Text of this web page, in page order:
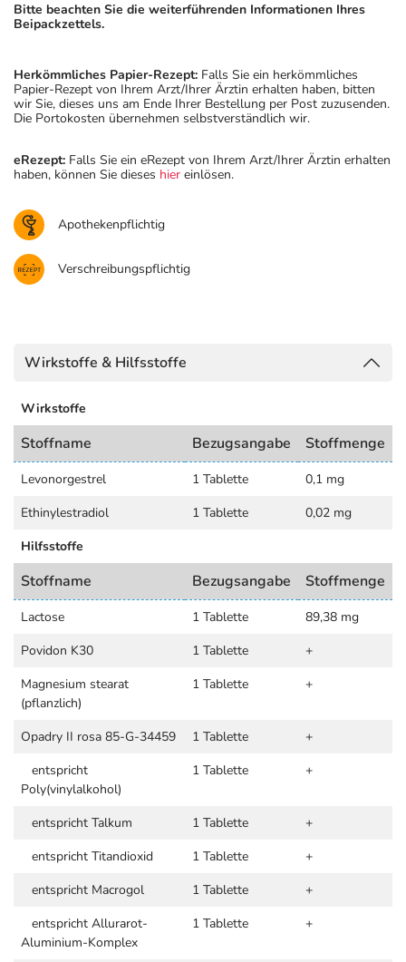
Bitte beachten Sie die weiterführenden Informationen Ihres
Beipackzettels.
Herkömmliches Papier-Rezept: Falls Sie ein herkömmliches
Papier-Rezept von Ihrem Arzt/Ihrer Ärztin erhalten haben, bitten
wir Sie, dieses uns am Ende Ihrer Bestellung per Post zuzusenden.
Die Portokosten übernehmen selbstverständlich wir.
eRezept: Falls Sie ein eRezept von Ihrem Arzt/Ihrer Ärztin erhalten
haben, können Sie dieses hier einlösen.
Apothekenpflichtig
Verschreibungspflichtig
Wirkstoffe & Hilfsstoffe
Wirkstoffe
Stoffname Bezugsangabe Stoffmenge
Levonorgestrel 1 Tablette
0,1 mg
Ethinylestradiol
1 Tablette
0,02 mg
Hilfsstoffe
Stoffname Bezugsangabe Stoffmenge
Lactose 1 Tablette
89,38 mg
Povidon K30
1 Tablette
+
Magnesium stearat
(pflanzlich)
1 Tablette +
Opadry II rosa 85-G-34459 1 Tablette
+
entspricht
Poly(vinylalkohol)
1 Tablette +
entspricht Talkum 1 Tablette
+
entspricht Titandioxid
1 Tablette
+
entspricht Macrogol
1 Tablette
+
entspricht Allurarot-
Aluminium-Komplex
1 Tablette +